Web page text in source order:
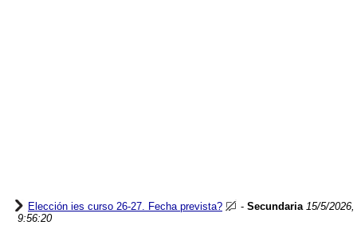
Elección ies curso 26-27. Fecha prevista? - Secundaria 15/5/2026,
9:56:20